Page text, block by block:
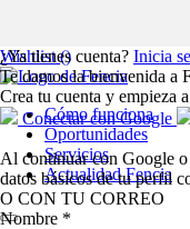
Wishlist ()
Cómo funciona
Oportunidades
Servicios
Actualidad Fencia
¿Ya tienes cuenta? Inicia
Te damos la bienvenida a
Crea tu cuenta y empieza
Conectar con Google
Al continuar con Google
datos básicos de tu perfil
O CON TU CORREO
Nombre *